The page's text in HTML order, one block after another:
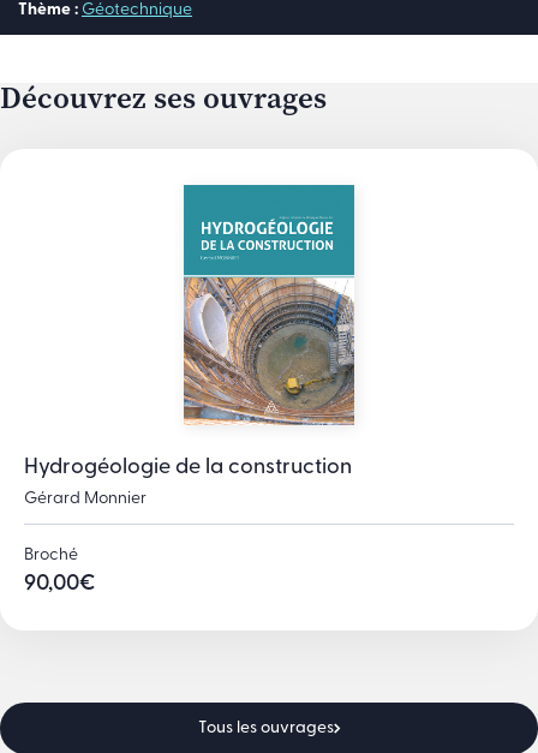
Thème : Géotechnique
Découvrez ses ouvrages
Hydrogéologie de la construction
Gérard Monnier
Broché
90,00€
Tous les ouvrages